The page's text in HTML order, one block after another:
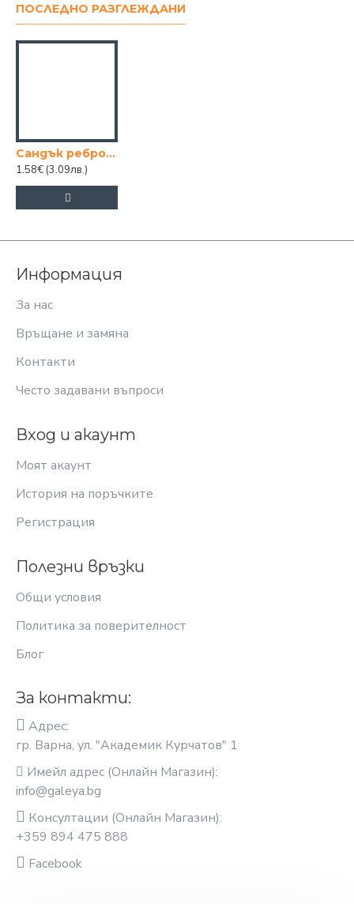
ПОСЛЕДНО РАЗГЛЕЖДАНИ
Сандък ребро 40см кафяв
1.58€ (3.09лв.)
Информация
За нас
Връщане и замяна
Контакти
Често задавани въпроси
Вход и акаунт
Моят акаунт
История на поръчките
Регистрация
Полезни връзки
Общи условия
Политика за поверителност
Блог
За контакти:
Адрес:
гр. Варна, ул. "Академик Курчатов" 1
Имейл адрес (Онлайн Магазин):
info@galeya.bg
Консултации (Онлайн Магазин):
+359 894 475 888
Facebook